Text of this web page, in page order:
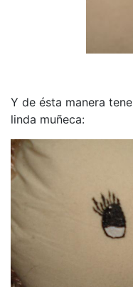
Y de ésta manera
linda muñeca: